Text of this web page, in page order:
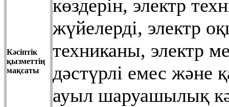
Кәсіптік
қызметтің
мақсаты
көздерін, электр
жүйелерді, электр
техниканы, электр
дəстүрлі емес жəне
ауыл шаруашылық